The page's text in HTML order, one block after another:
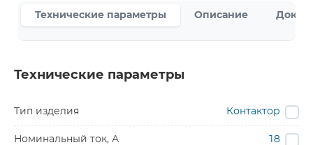
Технические параметры Описание
Технические параметры
Тип изделия Контактор
Номинальный ток, А 18